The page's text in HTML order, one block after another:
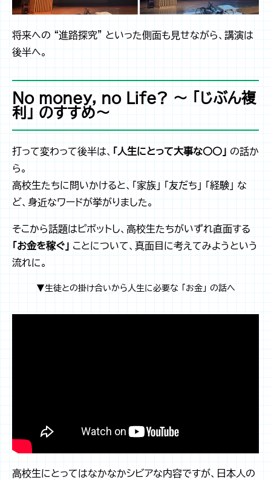
将来への “進路探究” といった側面も見せながら、講演は
後半へ。
No money, no Life? ～ 「じぶん複
利」 のすすめ～
打って変わって後半は、 「人生にとって大事な○○」 の話か
ら。
高校生たちに問いかけると、「家族」 「友だち」 「経験」 な
ど、身近なワードが挙がりました。
そこから話題はピボットし、高校生たちがいずれ直面する
「お金を稼ぐ」 ことについて、真面目に考えてみようという
流れに。
▼生徒との掛け合いから人生に必要な 「お金」 の話へ
高校生にとってはなかなかシビアな内容ですが、日本人の